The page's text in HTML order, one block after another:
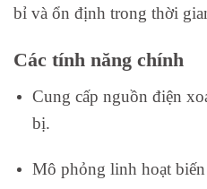
bỉ và ổn định trong thời
Các tính năng chính
Cung cấp nguồn điện
bị.
Mô phỏng linh hoạt